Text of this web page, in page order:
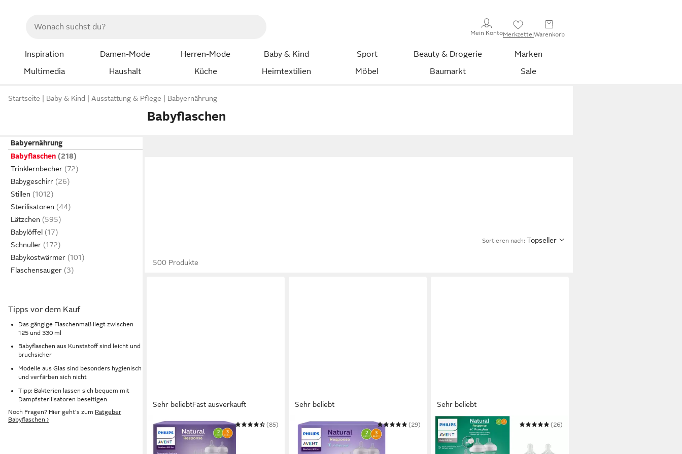
Mein KontoMerkzettelWarenkorb
Inspiration Damen-Mode Herren-Mode Baby & Kind Sport Beauty & Drogerie
Marken
Multimedia
Haushalt Küche Heimtextilien Möbel Baumarkt Sale
Startseite Baby & Kind Ausstattung & Pflege Babyernährung
Babyflaschen
Babyernährung
Babyflaschen
Trinklernbecher
Babygeschirr
Stillen
Sterilisatoren
Lätzchen
Babylöffel
Schnuller
Babykostwärmer
Flaschensauger
Tipps vor dem Kauf
Das gängige Flaschenmaß liegt zwischen
125 und 330 ml
Babyflaschen aus Kunststoff sind leicht und
bruchsicher
Modelle aus Glas sind besonders hygienisch
und verfärben sich nicht
Tipp: Bakterien lassen sich bequem mit
Dampfsterilisatoren beseitigen
Noch Fragen? Hier geht's zum Ratgeber
Babyflaschen ›
Sortieren nach: Topseller
500 Produkte
Sehr beliebtFast ausverkauft
PHILIPS AVENT
Babyflasche Natural Response
Starter-Set für Neugeborene
(85)
Sehr beliebt
PHILIPS AVENT
Babyflasche Natural Response
Flaschen-Set Air-Free Ventil
(29)
Sehr beliebt
PHILIPS AVENT
Babyflasche Natural Response
Starter-Set Glas für Neugeborene
(26)